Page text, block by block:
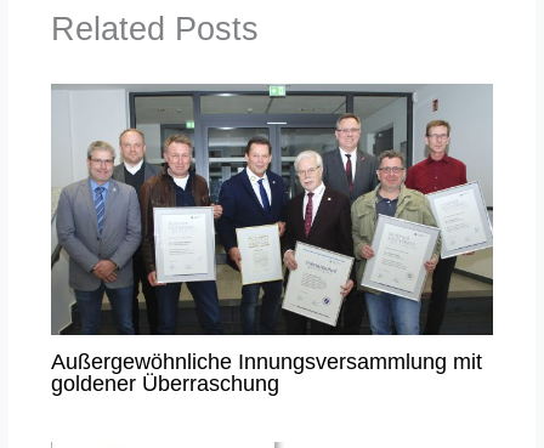
Related Posts
Außergewöhnliche Innungsversammlung mit
goldener Überraschung